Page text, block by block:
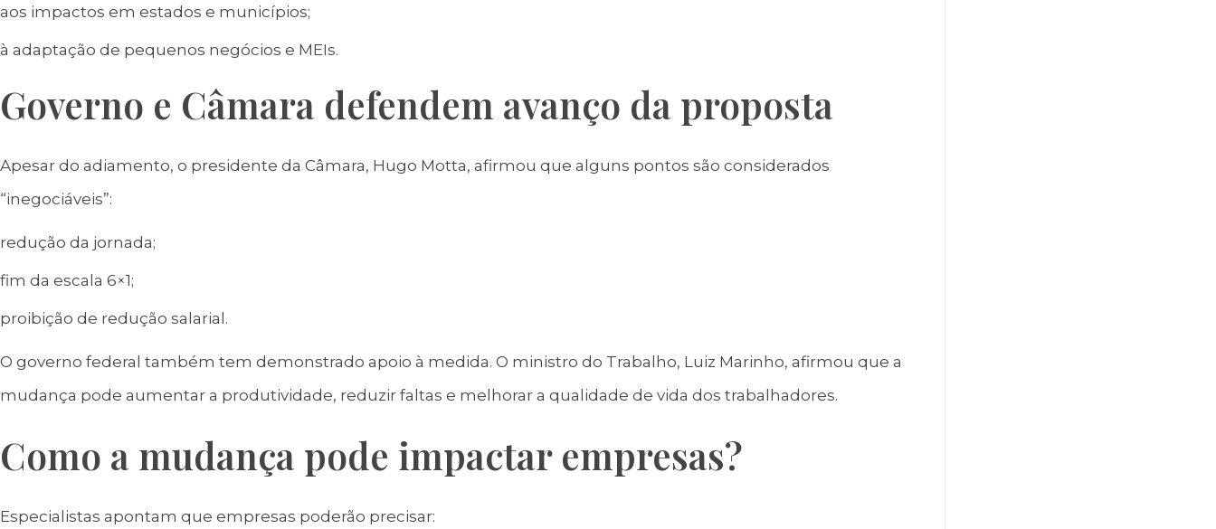
aos impactos em estados e municípios;
à adaptação de pequenos negócios e MEIs.
Governo e Câmara defendem avanço da proposta
Apesar do adiamento, o presidente da Câmara, Hugo Motta, afirmou que alguns pontos são considerados
“inegociáveis”:
redução da jornada;
fim da escala 6×1;
proibição de redução salarial.
O governo federal também tem demonstrado apoio à medida. O ministro do Trabalho, Luiz Marinho, afirmou que a
mudança pode aumentar a produtividade, reduzir faltas e melhorar a qualidade de vida dos trabalhadores.
Como a mudança pode impactar empresas?
Especialistas apontam que empresas poderão precisar: